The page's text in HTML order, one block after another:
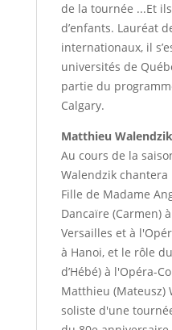
de la tournée ...Et
d’enfants. Lauréat
internationaux, il
universités de
partie du
Calgary.
Matthieu
Au cours de la
Walendzik chantera
Fille de Madame
Dancaïre (Carmen)
Versailles et à
à Hanoi, et le rôle
d’Hébé) à l'Opéra-
Matthieu (Mateusz)
soliste d'une